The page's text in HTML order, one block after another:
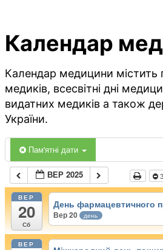
Календар
Календар медицини містить
медиків, всесвітні дні
видатних медиків а також
України.
Пам'ятні дати
ВЕР 2025
ВЕР
20
Сб
День фармацевтичного
Вер 20 день
ВЕР